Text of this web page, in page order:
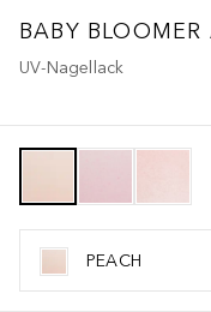
BABY BLOOMER
UV-Nagellack
PEACH